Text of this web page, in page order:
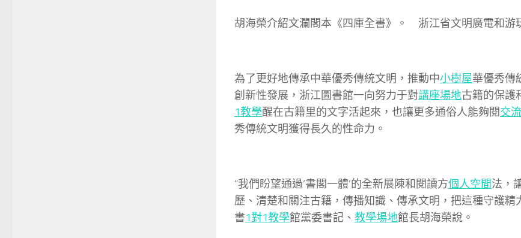
胡海榮介紹文瀾閣本《四庫全書》。 浙江省文明廣電和游
為了更好地傳承中華優秀傳統文明，推動中小樹屋華優秀傳
創新性發展，浙江圖書館一向努力于對講座場地古籍的保護
1教學醒在古籍里的文字活起來，也讓更多通俗人能夠閱交流
秀傳統文明獲得長久的性命力。
“我們盼望通過‘書閣一體’的全新展陳和閱讀方個人空間法，
歷、清楚和關注古籍，傳播知識、傳承文明，把這種守護精
書1對1教學館黨委書記、 教學場地館長胡海榮說。